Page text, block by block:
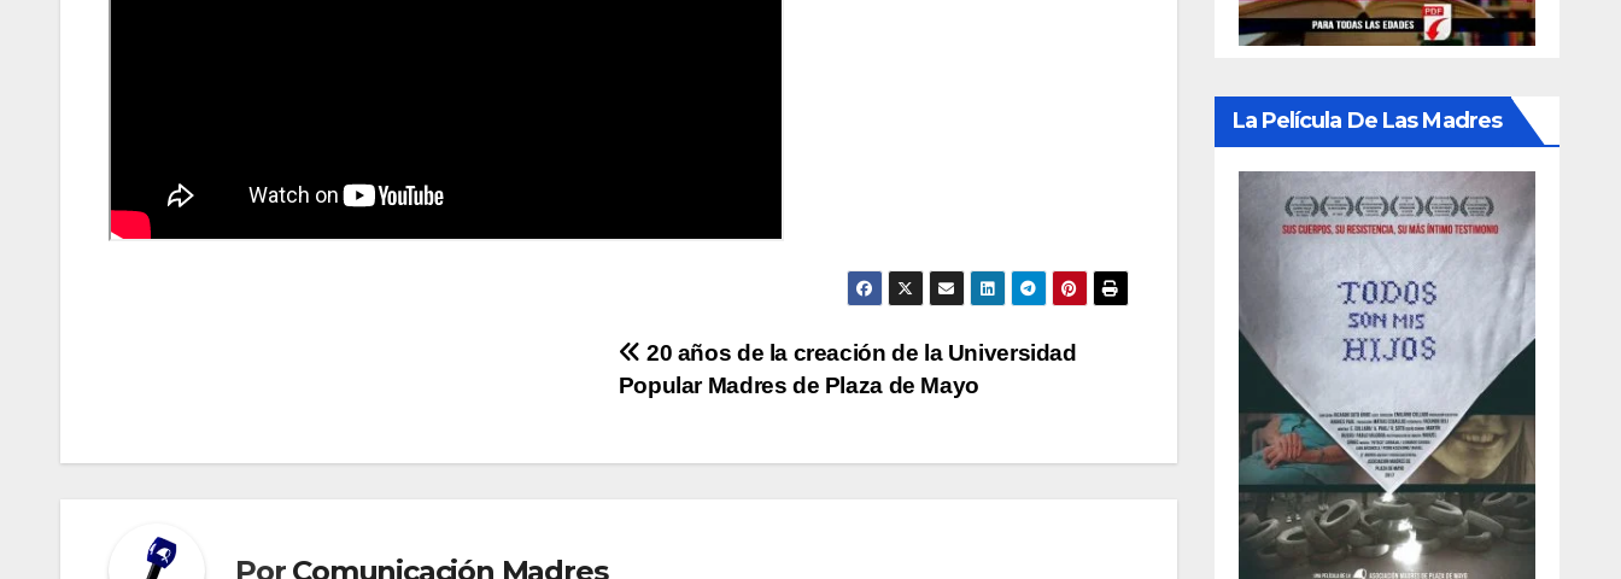
entradas
20 años de la creación de la Universidad
Popular Madres de Plaza de Mayo
Por Comunicación Madres
La Película De Las Madres